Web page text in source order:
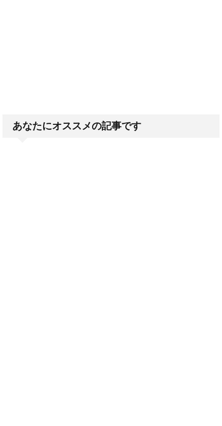
あなたにオススメの記事です